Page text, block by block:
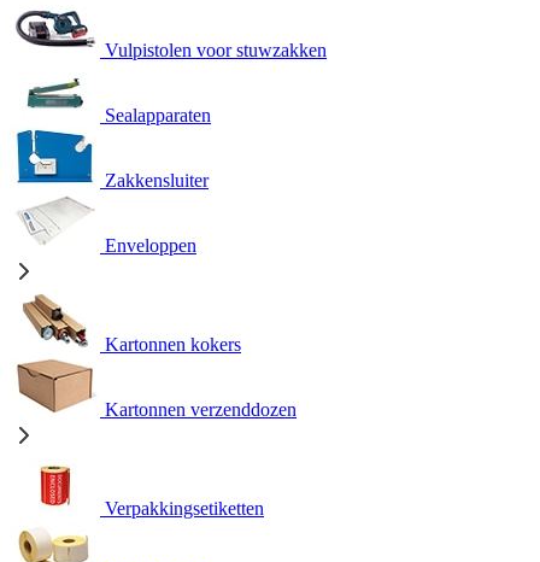
Vulpistolen voor stuwzakken
Sealapparaten
Zakkensluiter
Enveloppen
Kartonnen kokers
Kartonnen verzenddozen
Verpakkingsetiketten